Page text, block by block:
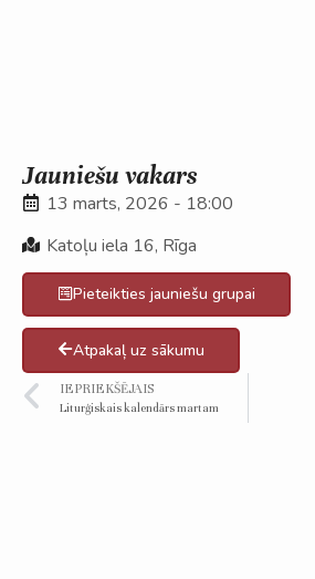
Jauniešu vakars
13 marts, 2026 - 18:00
Katoļu iela 16, Rīga
Pieteikties jauniešu grupai
Atpakaļ uz sākumu
IEPRIEKŠĒJAIS
Liturģiskais kalendārs martam